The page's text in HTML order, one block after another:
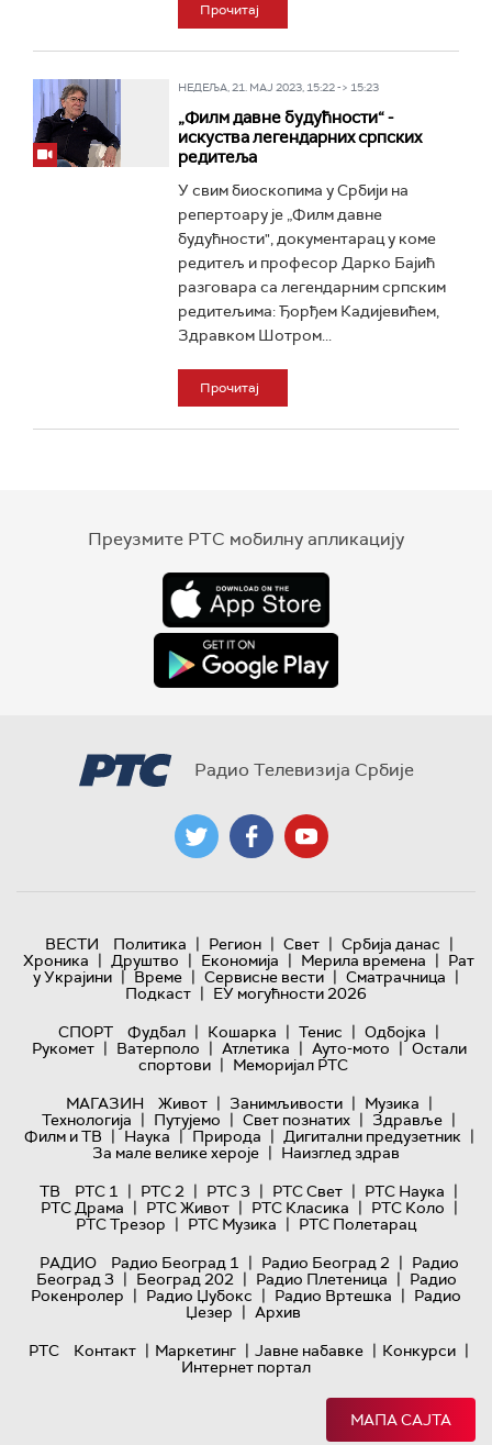
Прочитај
НЕДЕЉА, 21. МАЈ 2023, 15:22 -> 15:23
„Филм давне будућности“ -
искуства легендарних српских
редитеља
У свим биоскопима у Србији на
репертоару је „Филм давне
будућности", документарац у коме
редитељ и професор Дарко Бајић
разговара са легендарним српским
редитељима: Ђорђем Кадијевићем,
Здравком Шотром...
Прочитај
Преузмите РТС мобилну апликацију
Радио Телевизија Србије
ВЕСТИ Политика | Регион | Свет | Србија данас |
Хроника | Друштво | Економија | Мерила времена | Рат
у Украјини | Време | Сервисне вести | Сматрачница |
Подкаст | ЕУ могућности 2026
СПОРТ
Фудбал | Кошарка | Тенис | Одбојка |
Рукомет | Ватерполо | Атлетика | Ауто-мото | Остали
спортови | Меморијал РТС
МАГАЗИН
Живот | Занимљивости | Музика |
Технологијa | Путујемо | Свет познатих | Здравље |
Филм и ТВ | Наука | Природа | Дигитални предузетник |
За мале велике хероје | Наизглед здрав
ТВ
РТС 1 | РТС 2 | РТС 3 | РТС Свет | РТС Наука |
РТС Драма | РТС Живот | РТС Класика | РТС Коло |
РТС Трезор | РТС Музика | РТС Полетарац
РАДИО
Радио Београд 1 | Радио Београд 2 | Радио
Београд 3 | Београд 202 | Радио Плетеница | Радио
Рокенролер | Радио Џубокс | Радио Вртешка | Радио
Џезер | Архив
РТС
Контакт | Маркетинг | Јавне набавке | Конкурси |
Интернет портал
МАПА САЈТА